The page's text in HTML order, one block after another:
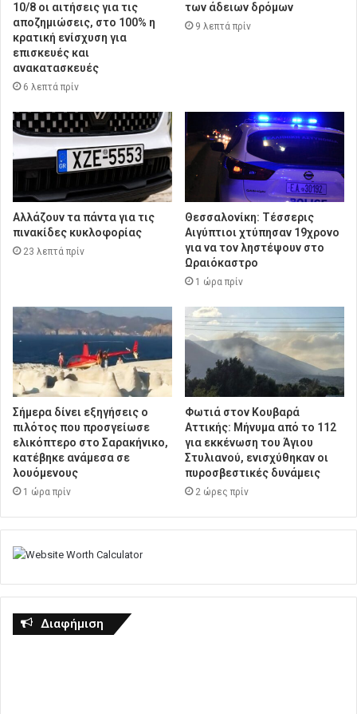
10/8 οι αιτήσεις για τις
αποζημιώσεις, στο 100% η
κρατική ενίσχυση για
επισκευές και
ανακατασκευές
6 λεπτά πρίν
των άδειων δρόμων
9 λεπτά πρίν
Αλλάζουν τα πάντα για τις
πινακίδες κυκλοφορίας
23 λεπτά πρίν
Θεσσαλονίκη: Τέσσερις
Αιγύπτιοι χτύπησαν 19χρονο
για να τον ληστέψουν στο
Ωραιόκαστρο
1 ώρα πρίν
Σήμερα δίνει εξηγήσεις ο
πιλότος που προσγείωσε
ελικόπτερο στο Σαρακήνικο,
κατέβηκε ανάμεσα σε
λουόμενους
1 ώρα πρίν
Φωτιά στον Κουβαρά
Αττικής: Μήνυμα από το 112
για εκκένωση του Άγιου
Στυλιανού, ενισχύθηκαν οι
πυροσβεστικές δυνάμεις
2 ώρες πρίν
Διαφήμιση